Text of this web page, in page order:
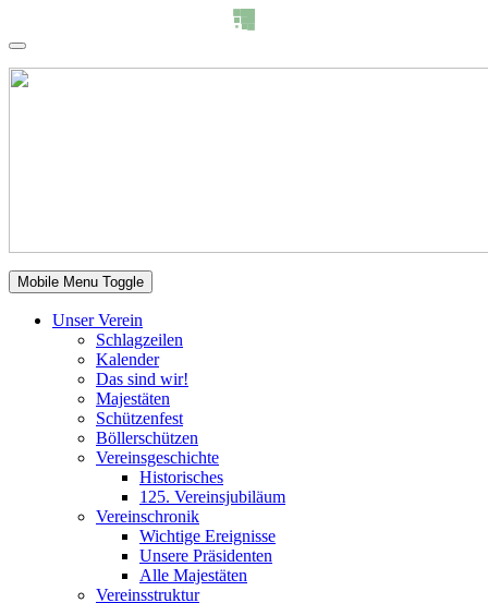
Mobile Menu Toggle
Unser Verein
Schlagzeilen
Kalender
Das sind wir!
Majestäten
Schützenfest
Böllerschützen
Vereinsgeschichte
Historisches
125. Vereinsjubiläum
Vereinschronik
Wichtige Ereignisse
Unsere Präsidenten
Alle Majestäten
Vereinsstruktur